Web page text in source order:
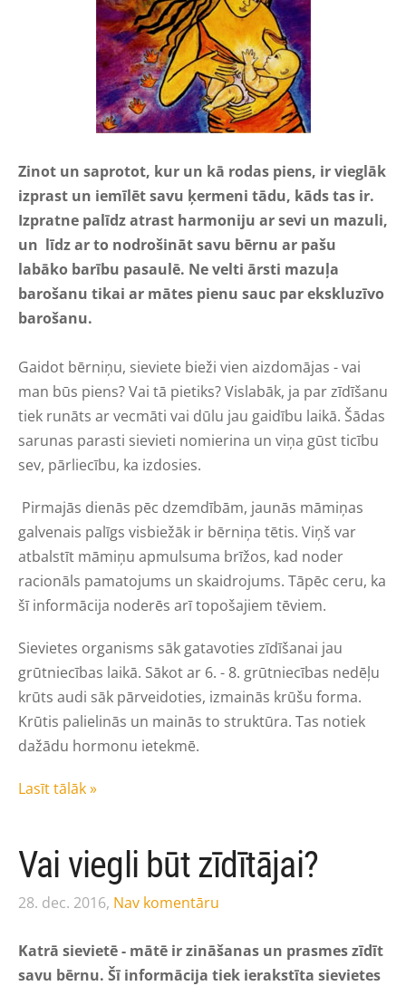
Zinot un saprotot, kur un kā rodas piens, ir vieglāk
izprast un iemīlēt savu ķermeni tādu, kāds tas ir.
Izpratne palīdz atrast harmoniju ar sevi un mazuli,
un līdz ar to nodrošināt savu bērnu ar pašu
labāko barību pasaulē. Ne velti ārsti mazuļa
barošanu tikai ar mātes pienu sauc par ekskluzīvo
barošanu.
Gaidot bērniņu, sieviete bieži vien aizdomājas - vai
man būs piens? Vai tā pietiks? Vislabāk, ja par zīdīšanu
tiek runāts ar vecmāti vai dūlu jau gaidību laikā. Šādas
sarunas parasti sievieti nomierina un viņa gūst ticību
sev, pārliecību, ka izdosies.
Pirmajās dienās pēc dzemdībām, jaunās māmiņas
galvenais palīgs visbiežāk ir bērniņa tētis. Viņš var
atbalstīt māmiņu apmulsuma brīžos, kad noder
racionāls pamatojums un skaidrojums. Tāpēc ceru, ka
šī informācija noderēs arī topošajiem tēviem.
Sievietes organisms sāk gatavoties zīdīšanai jau
grūtniecības laikā. Sākot ar 6. - 8. grūtniecības nedēļu
krūts audi sāk pārveidoties, izmainās krūšu forma.
Krūtis palielinās un mainās to struktūra. Tas notiek
dažādu hormonu ietekmē.
Lasīt tālāk »
Vai viegli būt zīdītājai?
28. dec. 2016, Nav komentāru
Katrā sievietē - mātē ir zināšanas un prasmes zīdīt
savu bērnu. Šī informācija tiek ierakstīta sievietes